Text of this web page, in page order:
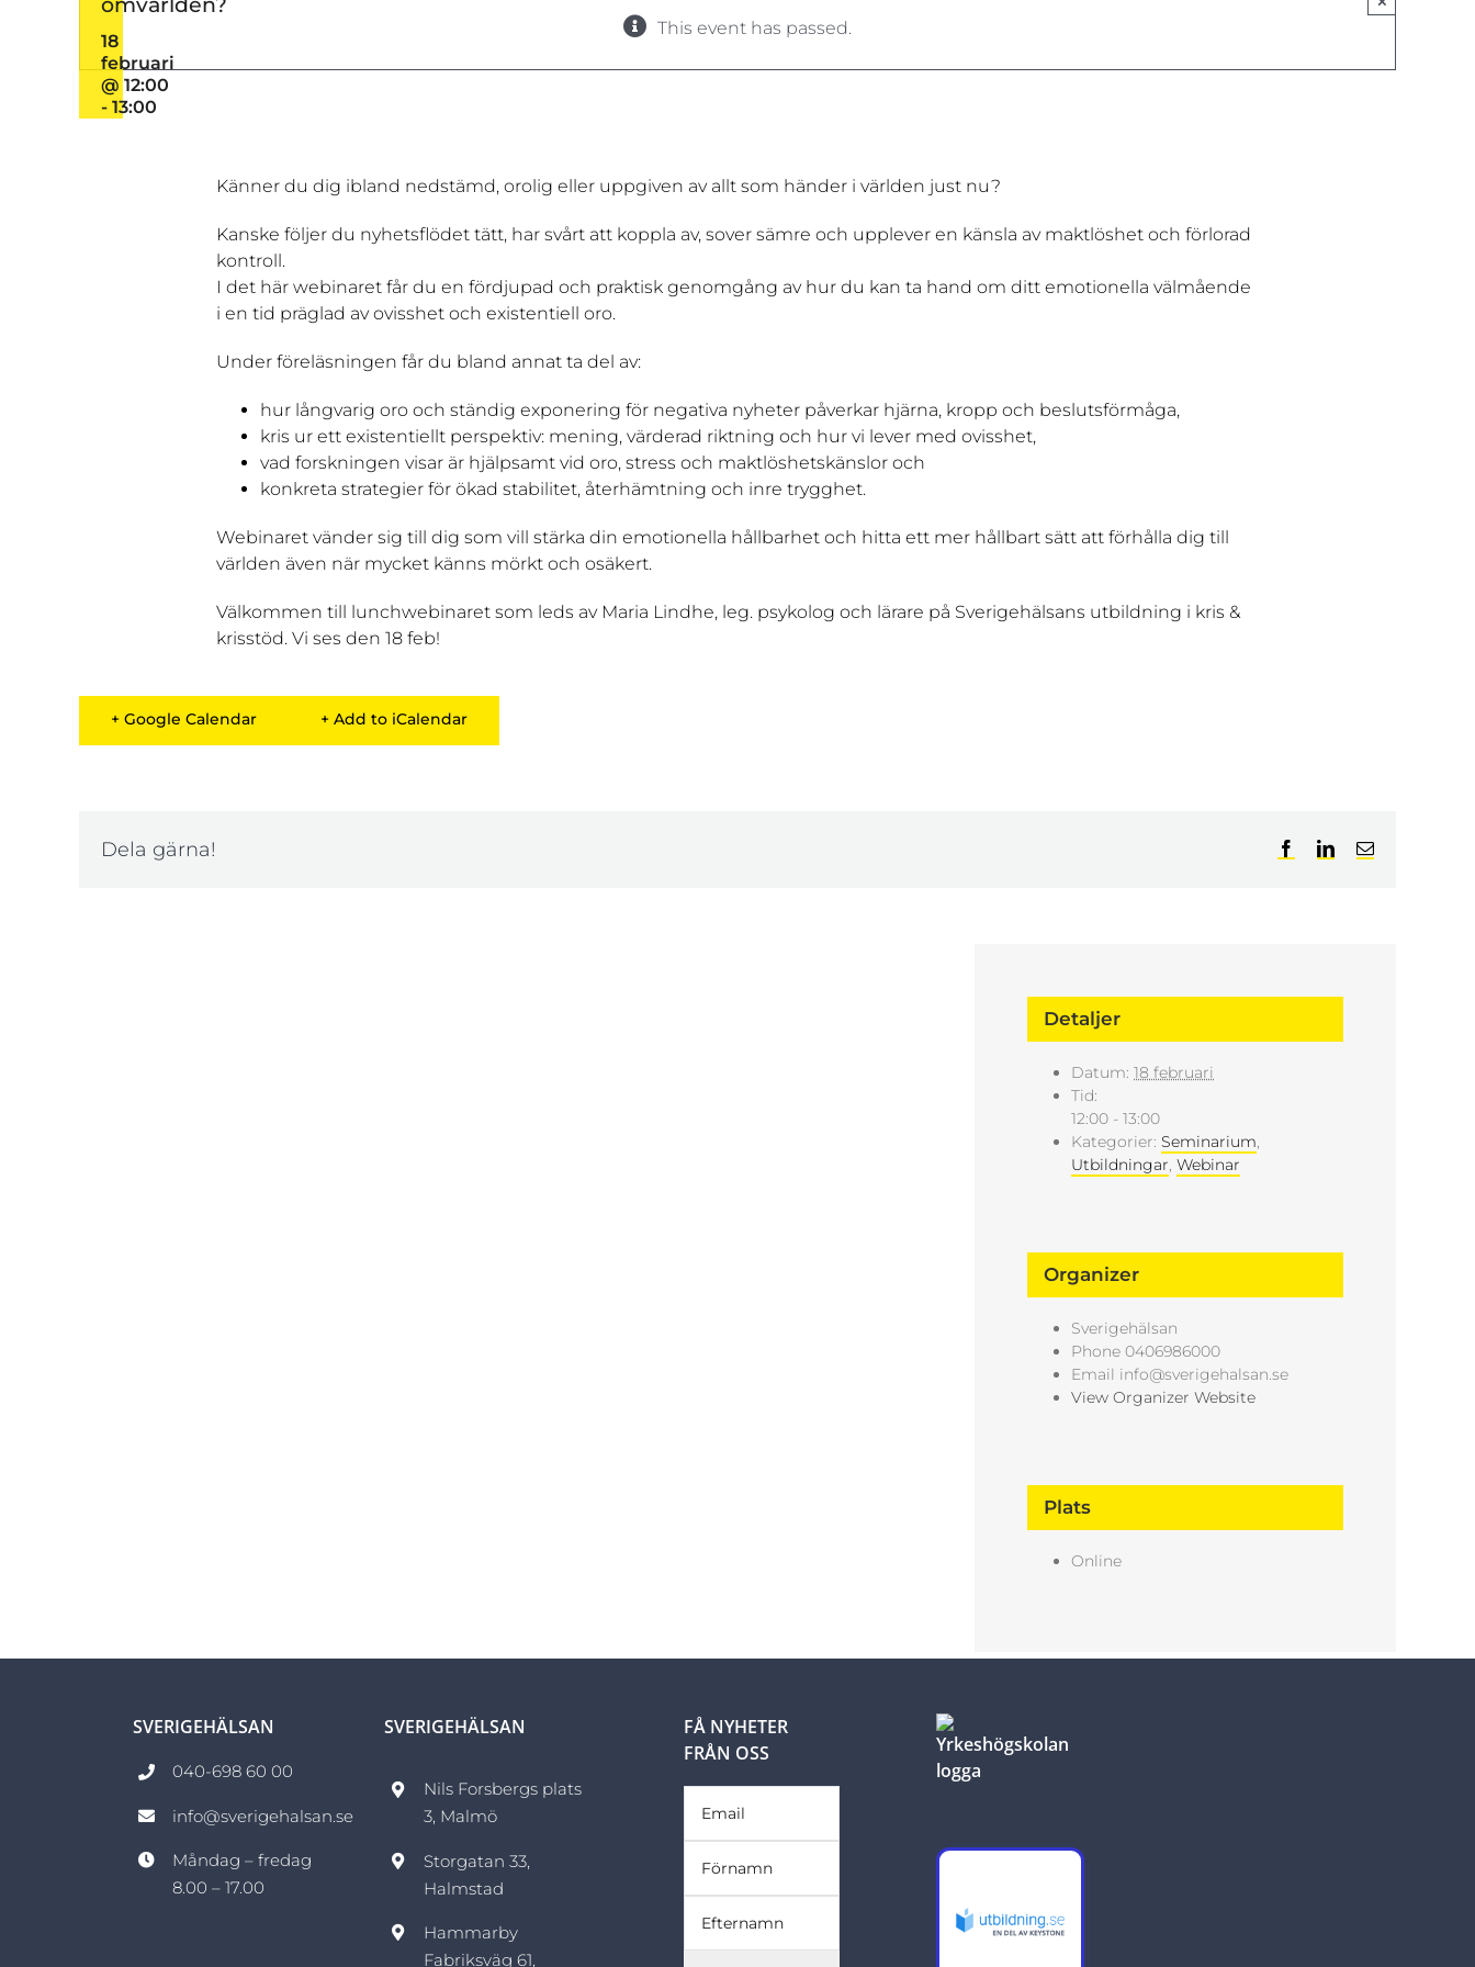
This event has passed.
omvärlden?
18
februari
@ 12:00
- 13:00
Känner du dig ibland nedstämd, orolig eller uppgiven av allt som händer i världen just nu?
Kanske följer du nyhetsflödet tätt, har svårt att koppla av, sover sämre och upplever en känsla av maktlöshet och förlorad
kontroll.
I det här webinaret får du en fördjupad och praktisk genomgång av hur du kan ta hand om ditt emotionella välmående
i en tid präglad av ovisshet och existentiell oro.
Under föreläsningen får du bland annat ta del av:
hur långvarig oro och ständig exponering för negativa nyheter påverkar hjärna, kropp och beslutsförmåga,
kris ur ett existentiellt perspektiv: mening, värderad riktning och hur vi lever med ovisshet,
vad forskningen visar är hjälpsamt vid oro, stress och maktlöshetskänslor och
konkreta strategier för ökad stabilitet, återhämtning och inre trygghet.
Webinaret vänder sig till dig som vill stärka din emotionella hållbarhet och hitta ett mer hållbart sätt att förhålla dig till
världen även när mycket känns mörkt och osäkert.
Välkommen till lunchwebinaret som leds av Maria Lindhe, leg. psykolog och lärare på Sverigehälsans utbildning i kris &
krisstöd. Vi ses den 18 feb!
+ Google Calendar + Add to iCalendar
Dela gärna! FacebookLinkedIn
E-
post
Detaljer
Datum: 18 februari
Tid:
12:00 - 13:00
Kategorier: Seminarium,
Utbildningar, Webinar
Organizer
Sverigehälsan
Phone 0406986000
Email info@sverigehalsan.se
View Organizer Website
Plats
Online
SVERIGEHÄLSAN
040-698 60 00
info@sverigehalsan.se
Måndag – fredag
8.00 – 17.00
SVERIGEHÄLSAN
Nils Forsbergs plats
3, Malmö
Storgatan 33,
Halmstad
Hammarby
Fabriksväg 61,
FÅ NYHETER
FRÅN OSS